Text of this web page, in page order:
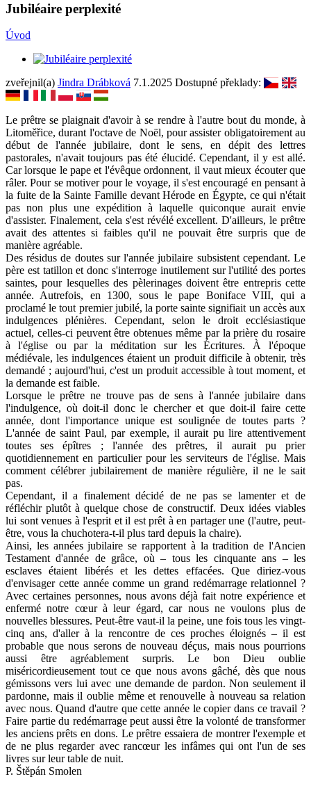
Jubiléaire perplexité
Úvod
zveřejnil(a) Jindra Drábková 7.1.2025 Dostupné překlady:
Le prêtre se plaignait d'avoir à se rendre à l'autre bout du monde, à
Litoměřice, durant l'octave de Noël, pour assister obligatoirement au
début de l'année jubilaire, dont le sens, en dépit des lettres
pastorales, n'avait toujours pas été élucidé. Cependant, il y est allé.
Car lorsque le pape et l'évêque ordonnent, il vaut mieux écouter que
râler. Pour se motiver pour le voyage, il s'est encouragé en pensant à
la fuite de la Sainte Famille devant Hérode en Égypte, ce qui n'était
pas non plus une expédition à laquelle quiconque aurait envie
d'assister. Finalement, cela s'est révélé excellent. D'ailleurs, le prêtre
avait des attentes si faibles qu'il ne pouvait être surpris que de
manière agréable.
Des résidus de doutes sur l'année jubilaire subsistent cependant. Le
père est tatillon et donc s'interroge inutilement sur l'utilité des portes
saintes, pour lesquelles des pèlerinages doivent être entrepris cette
année. Autrefois, en 1300, sous le pape Boniface VIII, qui a
proclamé le tout premier jubilé, la porte sainte signifiait un accès aux
indulgences plénières. Cependant, selon le droit ecclésiastique
actuel, celles-ci peuvent être obtenues même par la prière du rosaire
à l'église ou par la méditation sur les Écritures. À l'époque
médiévale, les indulgences étaient un produit difficile à obtenir, très
demandé ; aujourd'hui, c'est un produit accessible à tout moment, et
la demande est faible.
Lorsque le prêtre ne trouve pas de sens à l'année jubilaire dans
l'indulgence, où doit-il donc le chercher et que doit-il faire cette
année, dont l'importance unique est soulignée de toutes parts ?
L'année de saint Paul, par exemple, il aurait pu lire attentivement
toutes ses épîtres ; l'année des prêtres, il aurait pu prier
quotidiennement en particulier pour les serviteurs de l'église. Mais
comment célébrer jubilairement de manière régulière, il ne le sait
pas.
Cependant, il a finalement décidé de ne pas se lamenter et de
réfléchir plutôt à quelque chose de constructif. Deux idées viables
lui sont venues à l'esprit et il est prêt à en partager une (l'autre, peut-
être, vous la chuchotera-t-il plus tard depuis la chaire).
Ainsi, les années jubilaire se rapportent à la tradition de l'Ancien
Testament d'année de grâce, où – tous les cinquante ans – les
esclaves étaient libérés et les dettes effacées. Que diriez-vous
d'envisager cette année comme un grand redémarrage relationnel ?
Avec certaines personnes, nous avons déjà fait notre expérience et
enfermé notre cœur à leur égard, car nous ne voulons plus de
nouvelles blessures. Peut-être vaut-il la peine, une fois tous les vingt-
cinq ans, d'aller à la rencontre de ces proches éloignés – il est
probable que nous serons de nouveau déçus, mais nous pourrions
aussi être agréablement surpris. Le bon Dieu oublie
miséricordieusement tout ce que nous avons gâché, dès que nous
gémissons vers lui avec une demande de pardon. Non seulement il
pardonne, mais il oublie même et renouvelle à nouveau sa relation
avec nous. Quand d'autre que cette année le copier dans ce travail ?
Faire partie du redémarrage peut aussi être la volonté de transformer
les anciens prêts en dons. Le prêtre essaiera de montrer l'exemple et
de ne plus regarder avec rancœur les infâmes qui ont l'un de ses
livres sur leur table de nuit.
P. Štěpán Smolen